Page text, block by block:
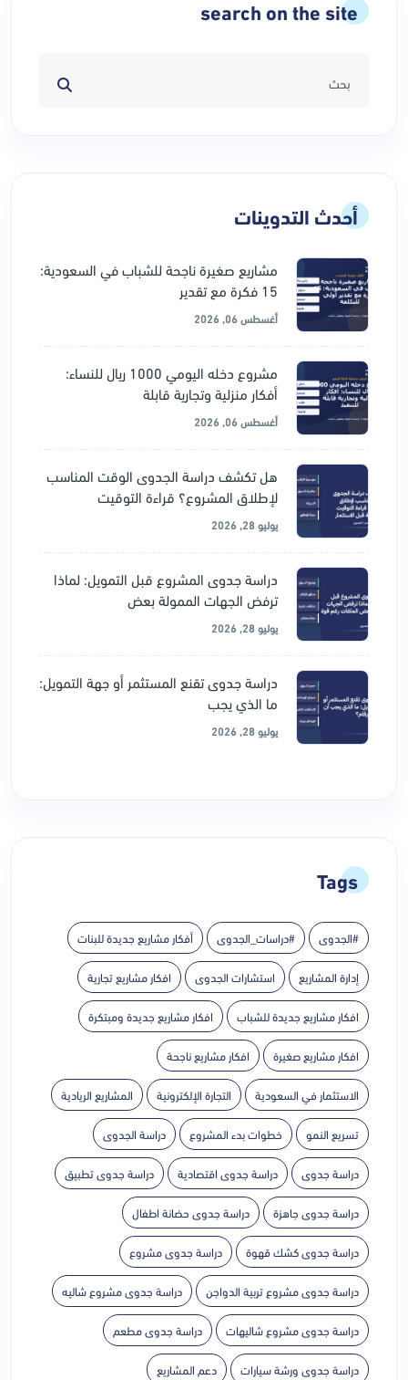
search on the site
أحدث التدوينات
مشاريع صغيرة ناجحة للشباب في السعودية:
15 فكرة مع تقدير
أغسطس 06, 2026
مشروع دخله اليومي 1000 ريال للنساء:
أفكار منزلية وتجارية قابلة
أغسطس 06, 2026
هل تكشف دراسة الجدوى الوقت المناسب
لإطلاق المشروع؟ قراءة التوقيت
يوليو 28, 2026
دراسة جدوى المشروع قبل التمويل: لماذا
ترفض الجهات الممولة بعض
يوليو 28, 2026
دراسة جدوى تقنع المستثمر أو جهة التمويل:
ما الذي يجب
يوليو 28, 2026
Tags
#الجدوى #دراسات_الجدوى أفكار مشاريع جديدة للبنات
إدارة المشاريع استشارات الجدوى افكار مشاريع تجارية
افكار مشاريع جديدة للشباب افكار مشاريع جديدة ومبتكرة
افكار مشاريع صغيرة افكار مشاريع ناجحة
الاستثمار في السعودية التجارة الإلكترونية المشاريع الريادية
تسريع النمو خطوات بدء المشروع دراسة الجدوى
دراسة جدوى دراسة جدوى اقتصادية دراسة جدوى تطبيق
دراسة جدوى جاهزة دراسة جدوى حضانة اطفال
دراسة جدوى كشك قهوة دراسة جدوى مشروع
دراسة جدوى مشروع تربية الدواجن دراسة جدوى مشروع شاليه
دراسة جدوى مشروع شاليهات دراسة جدوى مطعم
دراسة جدوى ورشة سيارات دعم المشاريع